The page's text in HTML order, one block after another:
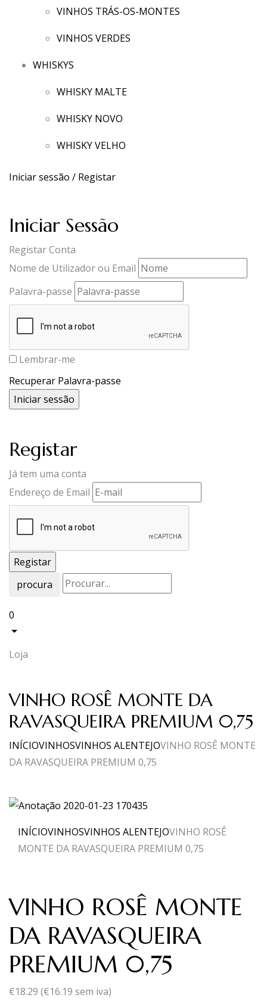
VINHOS TRÁS-OS-MONTES
VINHOS VERDES
WHISKYS
WHISKY MALTE
WHISKY NOVO
WHISKY VELHO
Iniciar sessão / Registar
Iniciar Sessão
Registar Conta
Nome de Utilizador ou Email
Palavra-passe
Lembrar-me
Recuperar Palavra-passe
Registar
Já tem uma conta
Endereço de Email
procura
0
Loja
VINHO ROSÊ MONTE DA
RAVASQUEIRA PREMIUM 0,75
INÍCIOVINHOSVINHOS ALENTEJOVINHO ROSÊ MONTE
DA RAVASQUEIRA PREMIUM 0,75
INÍCIOVINHOSVINHOS ALENTEJOVINHO ROSÊ
MONTE DA RAVASQUEIRA PREMIUM 0,75
VINHO ROSÊ MONTE
DA RAVASQUEIRA
PREMIUM 0,75
€18.29 (€16.19 sem iva)